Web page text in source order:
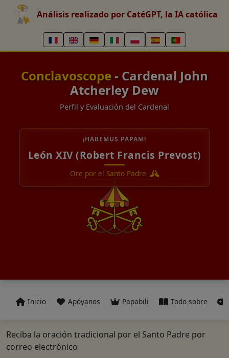
Análisis realizado por CatéGPT, la IA católica
Conclavoscope - Cardenal John
Atcherley Dew
Perfil y Evaluación del Cardenal
¡HABEMUS PAPAM!
León XIV (Robert Francis Prevost)
Ore por el Santo Padre
Inicio Apóyanos Papabili Todo sobre
Reciba la oración tradicional por el Santo Padre por
correo electrónico